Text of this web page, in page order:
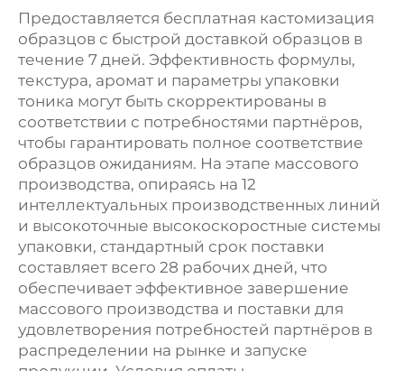
Предоставляется бесплатная кастомизация
образцов с быстрой доставкой образцов в
течение 7 дней. Эффективность формулы,
текстура, аромат и параметры упаковки
тоника могут быть скорректированы в
соответствии с потребностями партнёров,
чтобы гарантировать полное соответствие
образцов ожиданиям. На этапе массового
производства, опираясь на 12
интеллектуальных производственных линий
и высокоточные высокоскоростные системы
упаковки, стандартный срок поставки
составляет всего 28 рабочих дней, что
обеспечивает эффективное завершение
массового производства и поставки для
удовлетворения потребностей партнёров в
распределении на рынке и запуске